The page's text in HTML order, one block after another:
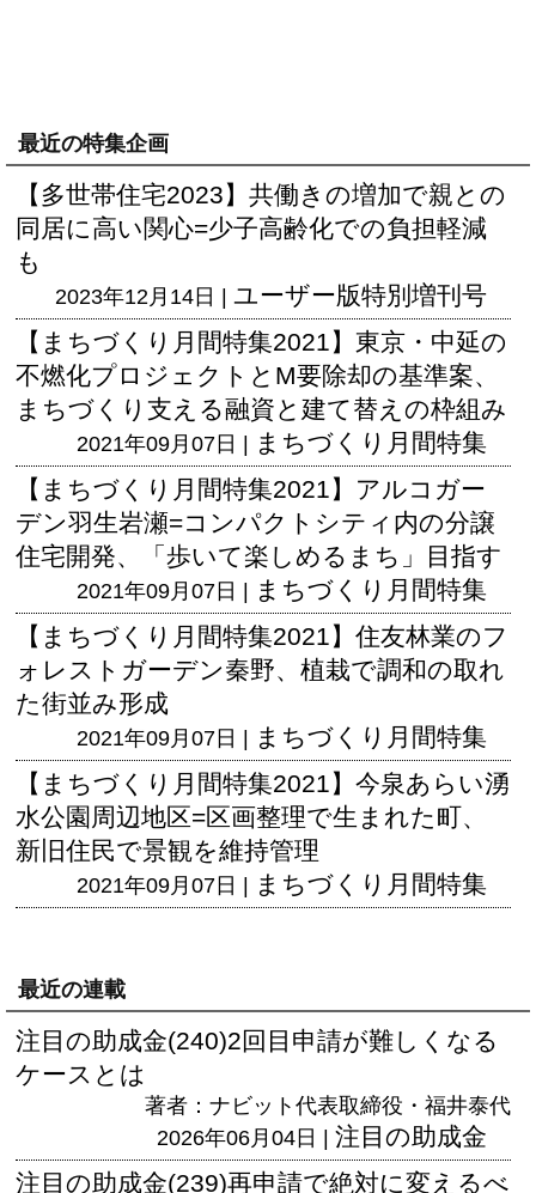
最近の特集企画
【多世帯住宅2023】共働きの増加で親との
同居に高い関心=少子高齢化での負担軽減
も
2023年12月14日 | ユーザー版特別増刊号
【まちづくり月間特集2021】東京・中延の
不燃化プロジェクトとM要除却の基準案、
まちづくり支える融資と建て替えの枠組み
2021年09月07日 | まちづくり月間特集
【まちづくり月間特集2021】アルコガー
デン羽生岩瀬=コンパクトシティ内の分譲
住宅開発、「歩いて楽しめるまち」目指す
2021年09月07日 | まちづくり月間特集
【まちづくり月間特集2021】住友林業のフ
ォレストガーデン秦野、植栽で調和の取れ
た街並み形成
2021年09月07日 | まちづくり月間特集
【まちづくり月間特集2021】今泉あらい湧
水公園周辺地区=区画整理で生まれた町、
新旧住民で景観を維持管理
2021年09月07日 | まちづくり月間特集
最近の連載
注目の助成金(240)2回目申請が難しくなる
ケースとは
著者：ナビット代表取締役・福井泰代
2026年06月04日 | 注目の助成金
注目の助成金(239)再申請で絶対に変えるべ